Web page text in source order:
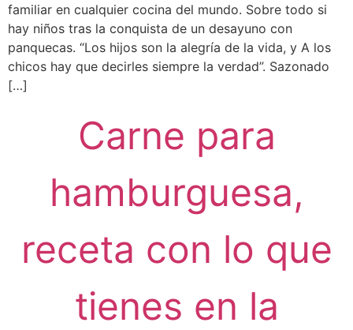
familiar en cualquier cocina del mundo. Sobre todo si
hay niños tras la conquista de un desayuno con
panquecas. “Los hijos son la alegría de la vida, y A los
chicos hay que decirles siempre la verdad”. Sazonado
[…]
Carne para
hamburguesa,
receta con lo que
tienes en la